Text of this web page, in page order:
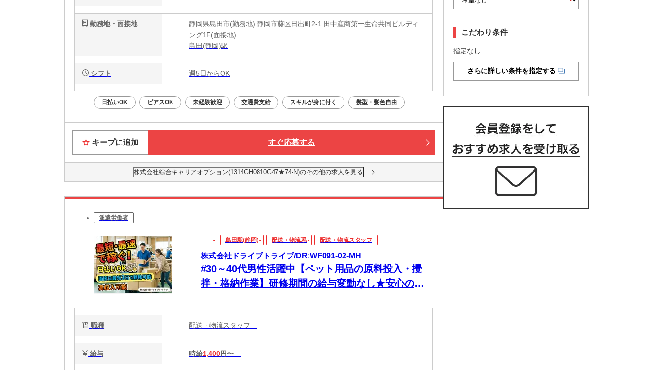
勤務地・面接地
静岡県島田市(勤務地) 静岡市葵区日出町2-1 田中産商第一生命共同ビルディ
ング1F(面接地)
島田(静岡)駅
シフト 週5日からOK
日払いOK ピアスOK 未経験歓迎 交通費支給 スキルが身に付く 髪型・髪色自由
キープに追加 すぐ応募する
株式会社綜合キャリアオプション(1314GH0810G47★74-N)のその他の求人を見る
派遣労働者
島田駅(静岡) 配送・物流系 配送・物流スタッフ
株式会社ドライブトライブ/DR:WF091-02-MH
#30～40代男性活躍中【ペット用品の原料投入・攪
拌・格納作業】研修期間の給与変動なし★安心のス
職種 配送・物流スタッフ
給与 時給1,400円〜
こだわり条件
指定なし
さらに詳しい条件を指定する